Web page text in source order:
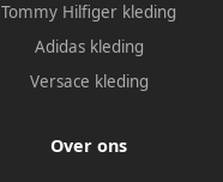
Tommy Hilfiger kleding
Adidas kleding
Versace kleding
Over ons